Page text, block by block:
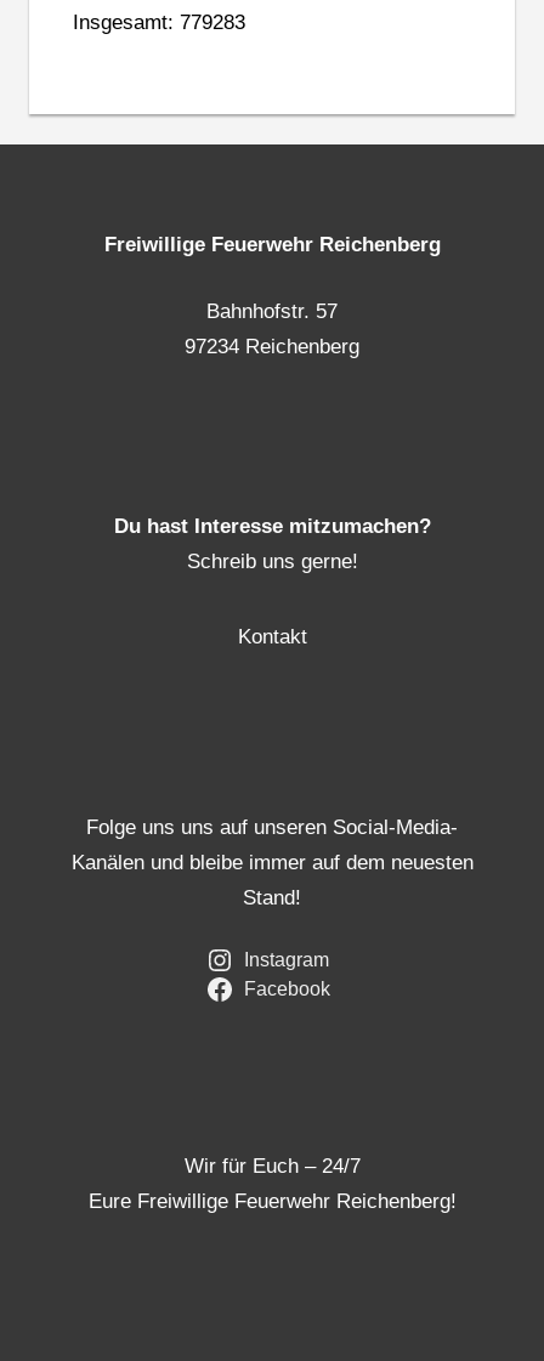
Insgesamt: 779283
Freiwillige Feuerwehr Reichenberg
Bahnhofstr. 57
97234 Reichenberg
Du hast Interesse mitzumachen?
Schreib uns gerne!
Kontakt
Folge uns uns auf unseren Social-Media-
Kanälen und bleibe immer auf dem neuesten
Stand!
Instagram
Facebook
Wir für Euch – 24/7
Eure Freiwillige Feuerwehr Reichenberg!